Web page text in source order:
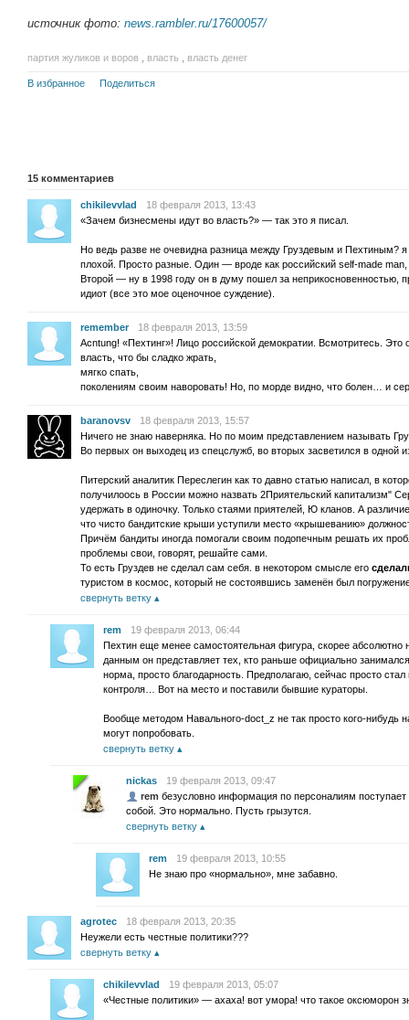
источник фото: news.rambler.ru/17600057/
партия жуликов и воров власть власть денег
В избранное Поделиться
15 комментариев
chikilevvlad
18 февраля 2013, 13:43
«Зачем бизнесмены идут во власть?» — так это я писал.
Но ведь разве не очевидна разница между Груздевым и Пехтиным?
плохой. Просто разные. Один — вроде как российский self-made
Второй — ну в 1998 году он в думу пошел за неприкосновенностью,
идиот (все это мое оценочное суждение).
remember
18 февраля 2013, 13:59
Acntung! «Пехтинг»! Лицо российской демократии. Всмотритесь.
власть, что бы сладко жрать,
мягко спать,
поколениям своим наворовать! Но, по морде видно, что болен… и
baranovsv
18 февраля 2013, 15:57
Ничего не знаю наверняка. Но по моим представлением называть
Во первых он выходец из спецслужб, во вторых засветился в одной
Питерский аналитик Переслегин как то давно статью написал, в
получилоось в России можно назвать 2Приятельский капитализм"
удержать в одиночку. Только стаями приятелей, Ю кланов. А
что чисто бандитские крыши уступили место «крышеванию»
Причём бандиты иногда помогали своим подопечным решать их
проблемы свои, говорят, решайте сами.
То есть Груздев не сделал сам себя. в некотором смысле его
туристом в космос, который не состоявшись заменён был
свернуть ветку
rem
19 февраля 2013, 06:44
Пехтин еще менее самостоятельная фигура, скорее
данным он представляет тех, кто раньше официально
норма, просто благодарность. Предполагаю, сейчас просто
контроля… Вот на место и поставили бывшие кураторы.
Вообще методом Навального-doct_z не так просто кого-нибудь
могут попробовать.
свернуть ветку
nickas
19 февраля 2013, 09:47
rem безусловно информация по персоналиям
собой. Это нормально. Пусть грызутся.
свернуть ветку
rem
19 февраля 2013, 10:55
Не знаю про «нормально», мне забавно.
agrotec
18 февраля 2013, 20:35
Неужели есть честные политики???
свернуть ветку
chikilevvlad
19 февраля 2013, 05:07
«Честные политики» — ахаха! вот умора! что такое оксюморон